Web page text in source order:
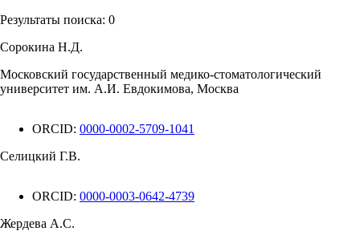
Результаты поиска: 0
Сорокина Н.Д.
Московский государственный медико-стоматологический
университет им. А.И. Евдокимова, Москва
ORCID: 0000-0002-5709-1041
Селицкий Г.В.
ORCID: 0000-0003-0642-4739
Жердева А.С.